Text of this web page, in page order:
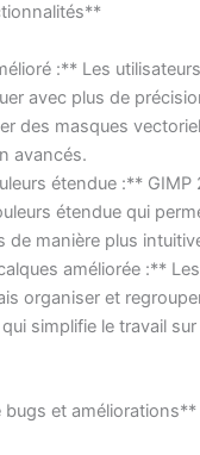
:** Les
avec plus de
des masques
avancés.
étendue :** GIMP
étendue qui
de manière plus
améliorée :**
organiser et
simplifie le travail
et améliorations**